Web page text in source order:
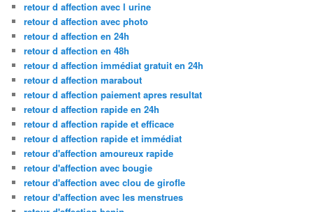
retour d affection avec l urine
retour d affection avec photo
retour d affection en 24h
retour d affection en 48h
retour d affection immédiat gratuit en 24h
retour d affection marabout
retour d affection paiement apres resultat
retour d affection rapide en 24h
retour d affection rapide et efficace
retour d affection rapide et immédiat
retour d'affection amoureux rapide
retour d'affection avec bougie
retour d'affection avec clou de girofle
retour d'affection avec les menstrues